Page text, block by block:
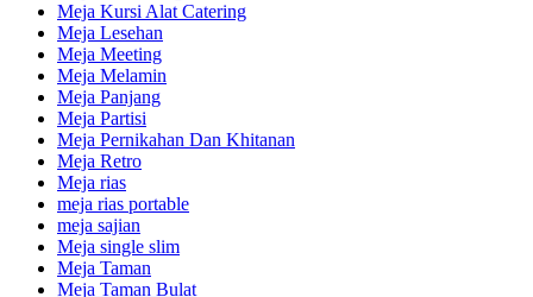
Meja Kursi Alat Catering
Meja Lesehan
Meja Meeting
Meja Melamin
Meja Panjang
Meja Partisi
Meja Pernikahan Dan Khitanan
Meja Retro
Meja rias
meja rias portable
meja sajian
Meja single slim
Meja Taman
Meja Taman Bulat